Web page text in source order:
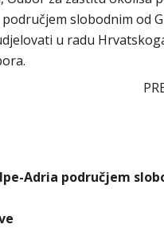
slobodnim od
u radu
Adria područjem